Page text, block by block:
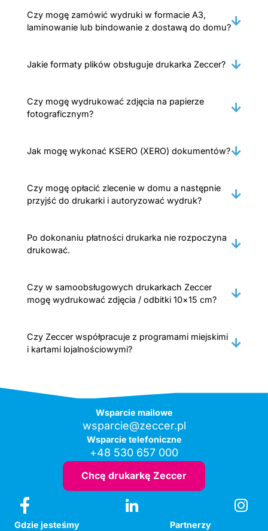
Czy mogę zamówić wydruki w formacie A3,
laminowanie lub bindowanie z dostawą do domu?
Jakie formaty plików obsługuje drukarka Zeccer?
Czy mogę wydrukować zdjęcia na papierze
fotograficznym?
Jak mogę wykonać KSERO (XERO) dokumentów?
Czy mogę opłacić zlecenie w domu a następnie
przyjść do drukarki i autoryzować wydruk?
Po dokonaniu płatności drukarka nie rozpoczyna
drukować.
Czy w samoobsługowych drukarkach Zeccer
mogę wydrukować zdjęcia / odbitki 10×15 cm?
Czy Zeccer współpracuje z programami miejskimi
i kartami lojalnościowymi?
Wsparcie mailowe
wsparcie@zeccer.pl
Wsparcie telefoniczne
+48 530 657 000
Chcę drukarkę Zeccer
Gdzie jesteśmy
Partnerzy